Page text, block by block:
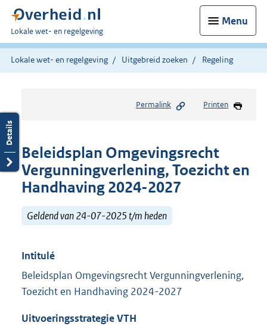
Menu
U
bent
hier:
Lokale wet- en regelgeving
Lokale wet- en regelgeving Uitgebreid zoeken Regeling
Permalink Printen
Beleidsplan Omgevingsrecht
Vergunningverlening, Toezicht en
Handhaving 2024-2027
Geldend van 24-07-2025 t/m heden
Intitulé
Beleidsplan Omgevingsrecht Vergunningverlening,
Toezicht en Handhaving 2024-2027
Uitvoeringsstrategie VTH